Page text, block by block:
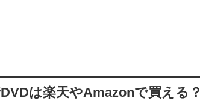
は楽天やAmazonで買える？